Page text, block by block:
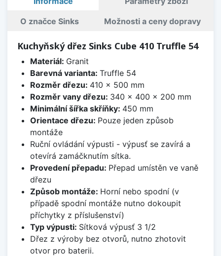
O značce Sinks Možnosti a ceny dopravy
Kuchyňský dřez Sinks Cube 410 Truffle 54
Materiál: Granit
Barevná varianta: Truffle 54
Rozměr dřezu: 410 x 500 mm
Rozměr vany dřezu: 340 x 400 x 200 mm
Minimální šířka skříňky: 450 mm
Orientace dřezu: Pouze jeden způsob
montáže
Ruční ovládání výpusti - výpusť se zavírá a
otevírá zamáčknutím sítka.
Provedení přepadu: Přepad umístěn ve vaně
dřezu
Způsob montáže: Horní nebo spodní (v
případě spodní montáže nutno dokoupit
příchytky z příslušenství)
Typ výpusti: Sítková výpusť 3 1/2
Dřez z výroby bez otvorů, nutno zhotovit
otvor pro baterii.